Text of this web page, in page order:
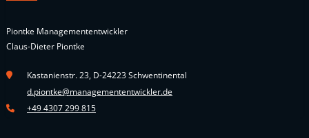
Piontke Managemententwickler
Claus-Dieter Piontke
Kastanienstr. 23, D-24223 Schwentinental
d.piontke@managemententwickler.de
+49 4307 299 815